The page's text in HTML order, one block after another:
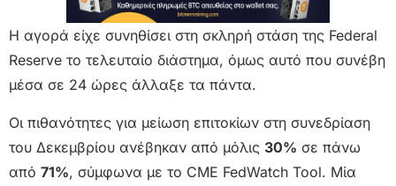
Η αγορά είχε συνηθίσει στη σκληρή στάση της Federal
Reserve το τελευταίο διάστημα, όμως αυτό που συνέβη
μέσα σε 24 ώρες άλλαξε τα πάντα.
Οι πιθανότητες για μείωση επιτοκίων στη συνεδρίαση
του Δεκεμβρίου ανέβηκαν από μόλις 30% σε πάνω
από 71%, σύμφωνα με το CME FedWatch Tool. Μία